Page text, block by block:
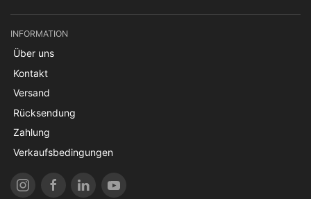
INFORMATION
Über uns
Kontakt
Versand
Rücksendung
Zahlung
Verkaufsbedingungen